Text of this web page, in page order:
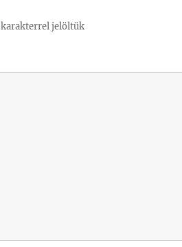
karakterrel jelöltük